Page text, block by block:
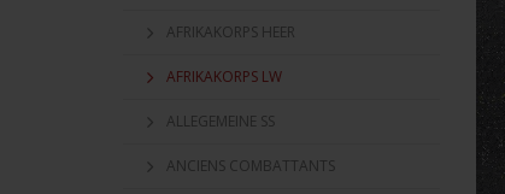
AFRIKAKORPS HEER
AFRIKAKORPS LW
ALLEGEMEINE SS
ANCIENS COMBATTANTS